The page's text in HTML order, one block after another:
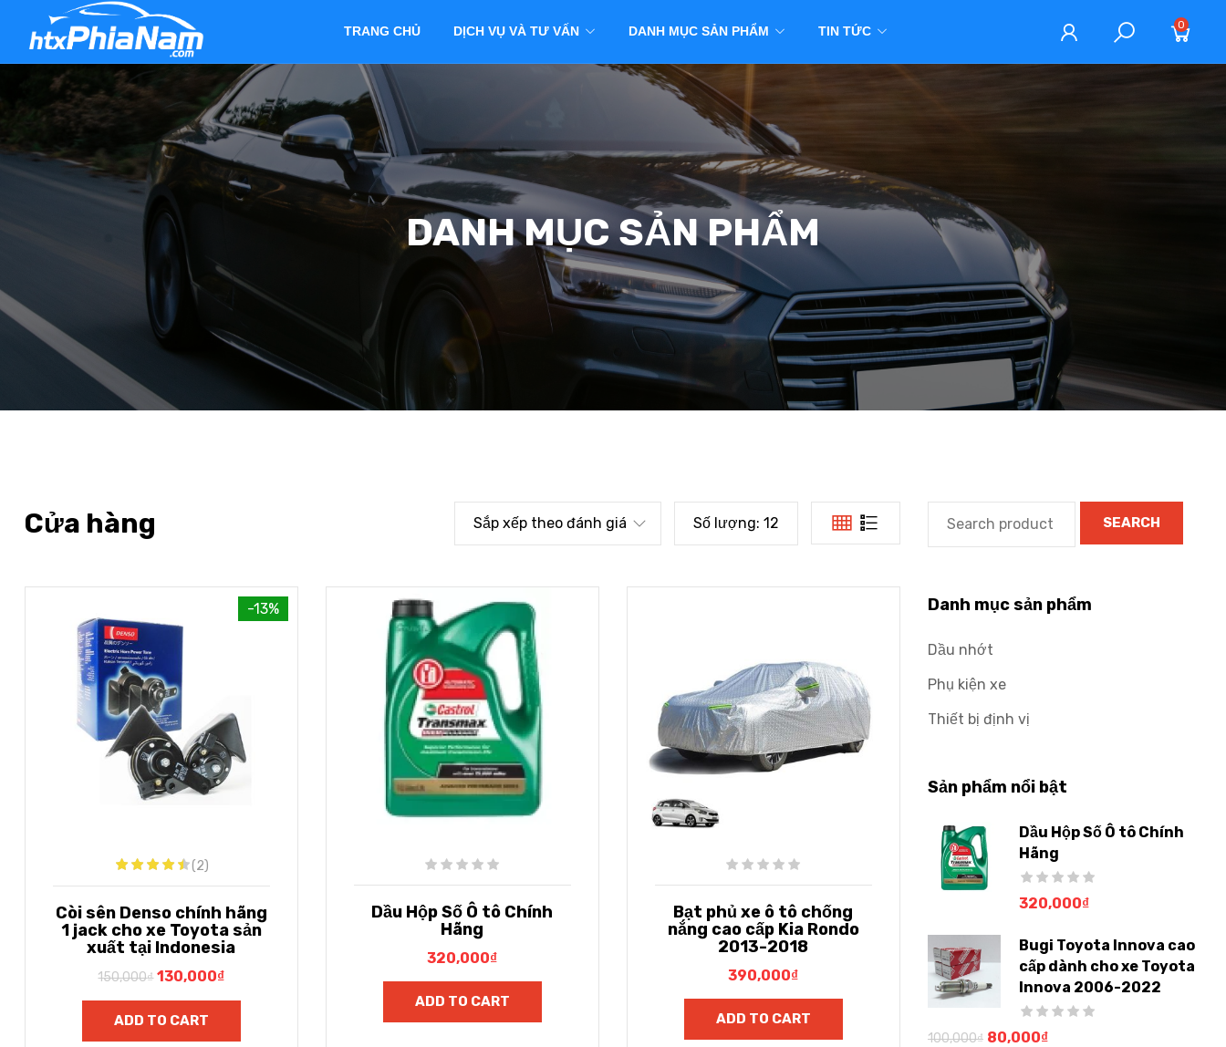
TRANG CHỦ DỊCH VỤ VÀ TƯ VẤN DANH MỤC SẢN PHẨM TIN TỨC 0
DANH MỤC SẢN PHẨM
Cửa hàng Sắp xếp theo đánh giá Số lượng: 12
-13%
(2)
Còi sên Denso chính hãng
1 jack cho xe Toyota sản
xuất tại Indonesia
150,000₫ 130,000₫
ADD TO CART
Dầu Hộp Số Ô tô Chính
Hãng
320,000₫
ADD TO CART
Bạt phủ xe ô tô chống
nắng cao cấp Kia Rondo
2013-2018
390,000₫
ADD TO CART
SEARCH
Danh mục sản phẩm
Dầu nhớt
Phụ kiện xe
Thiết bị định vị
Sản phẩm nổi bật
Dầu Hộp Số Ô tô Chính
Hãng
320,000₫
Bugi Toyota Innova cao
cấp dành cho xe Toyota
Innova 2006-2022
100,000₫ 80,000₫